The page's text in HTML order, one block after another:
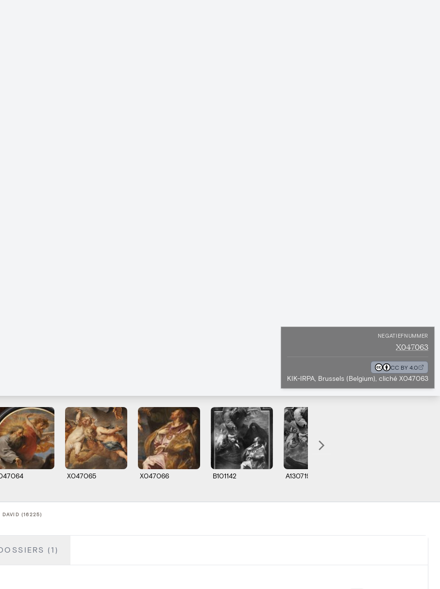
NEGATIEFNUMMER
X047063
CC BY 4.0
KIK-IRPA, Brussels (Belgium), cliché X047063
X047065 X047066 B101142 A130719
DAVID (16225)
(1)